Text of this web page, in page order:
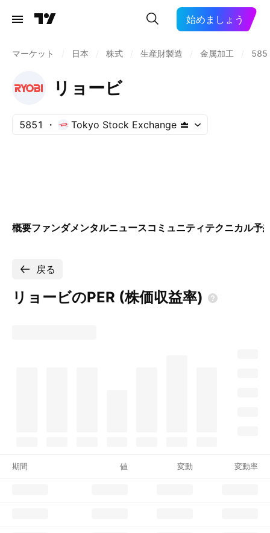
始めましょう
マーケット 日本 株式 生産財製造 金属加工
リョービ
5851 Tokyo Stock Exchange
概要ファンダメンタルニュースコミュニティテクニカル予
戻る
リョービのPER (株価収益率)
期間 値 変動 変動率